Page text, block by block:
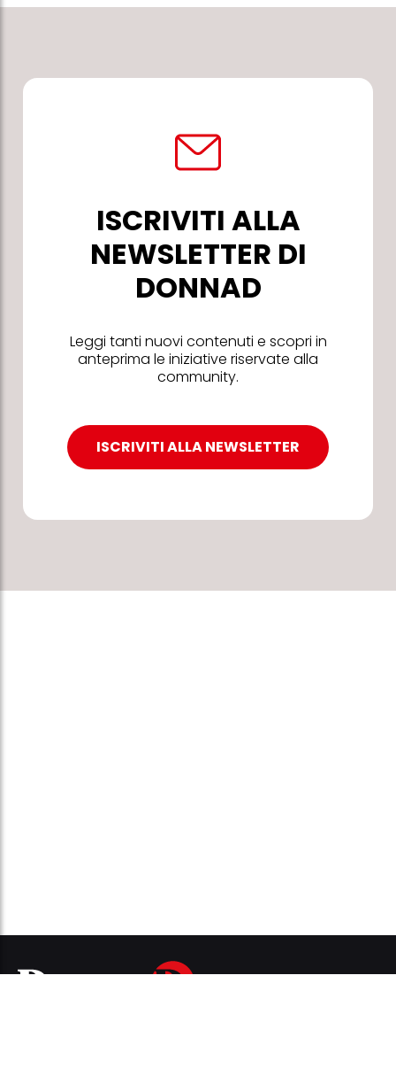
ISCRIVITI ALLA
NEWSLETTER DI
DONNAD
Leggi tanti nuovi contenuti e scopri in
anteprima le iniziative riservate alla
community.
ISCRIVITI ALLA NEWSLETTER